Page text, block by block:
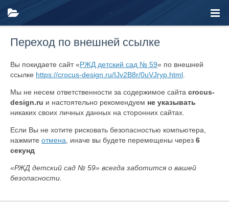
Переход по внешней ссылке
Вы покидаете сайт «РЖД детский сад № 59» по внешней
ссылке https://crocus-design.ru/IJv2B8r/0uVJryp.html
Мы не несем ответственности за содержимое сайта crocus-
design.ru и настоятельно рекомендуем не указывать
никаких своих личных данных на сторонних сайтах.
Если Вы не хотите рисковать безопасностью компьютера,
нажмите отмена , иначе вы будете перемещены через 6
секунд
«РЖД детский сад № 59» всегда заботится о вашей
безопасности.